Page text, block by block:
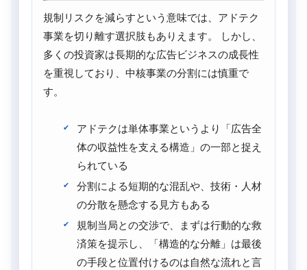
規制リスクを減らすという意味では、アドテク
事業を切り離す選択肢もありえます。 しかし、
多くの投資家は長期的な広告ビジネスの成長性
を重視しており、中核事業の分割には慎重で
す。
アドテクは単体事業というより「広告全
体の収益性を支える構造」の一部と捉え
られている
分割による短期的な混乱や、技術・人材
の分散を懸念する見方もある
規制当局との交渉で、まずは行動的な救
済策を提示し、「構造的な分離」は最後
の手段と位置付けるのは自然な流れと言